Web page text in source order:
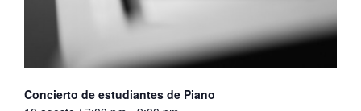
Concierto de estudiantes de Piano